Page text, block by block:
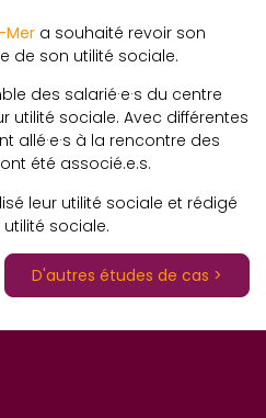
Mer a souhaité revoir son
de son utilité sociale.
des salarié·e·s du centre
utilité sociale. Avec différentes
allé·e·s à la rencontre des
été associé.e.s.
leur utilité sociale et rédigé
sociale.
D'autres études de cas >